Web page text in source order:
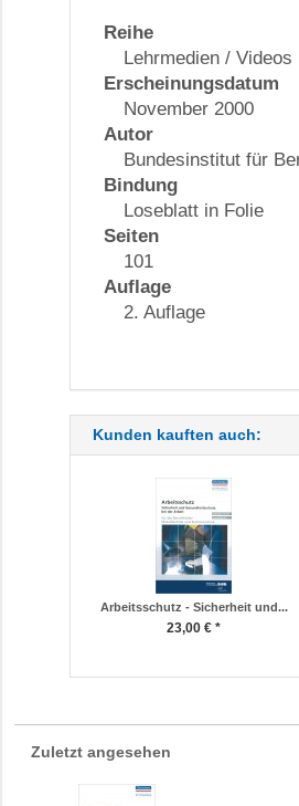
Reihe
Lehrmedien / Videos
Erscheinungsdatum
November 2000
Autor
Bundesinstitut für
Bindung
Loseblatt in Folie
Seiten
101
Auflage
2. Auflage
Kunden kauften auch:
Arbeitsschutz - Sicherheit und...
23,00 € *
Zuletzt angesehen